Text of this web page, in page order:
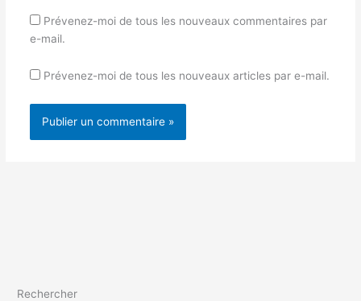
Prévenez-moi de tous les nouveaux commentaires par
e-mail.
Prévenez-moi de tous les nouveaux articles par e-mail.
Rechercher